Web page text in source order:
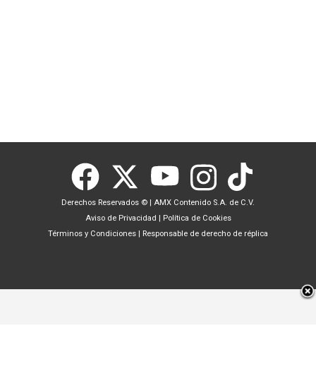
Derechos Reservados ©
AMX Contenido S.A. de C.V.
Aviso de Privacidad
Política de Cookies
Términos y Condiciones
Responsable de derecho de réplica